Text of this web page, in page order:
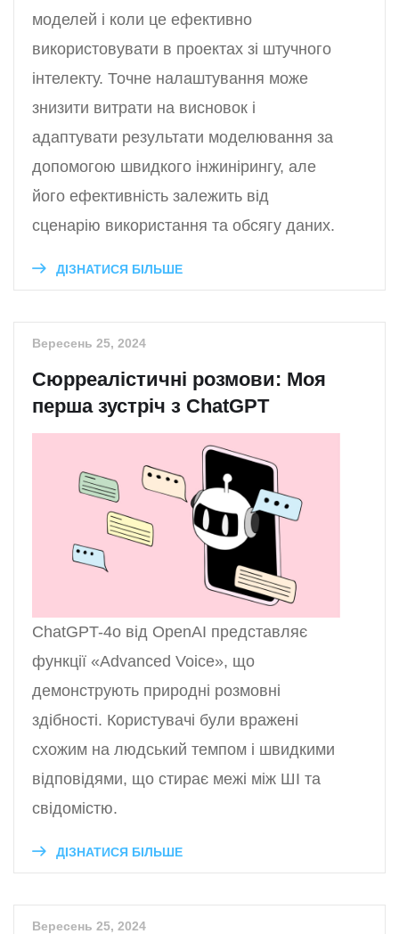
моделей і коли це ефективно
використовувати в проектах зі штучного
інтелекту. Точне налаштування може
знизити витрати на висновок і
адаптувати результати моделювання за
допомогою швидкого інжинірингу, але
його ефективність залежить від
сценарію використання та обсягу даних.
ДІЗНАТИСЯ БІЛЬШЕ
Вересень 25, 2024
Сюрреалістичні розмови: Моя
перша зустріч з ChatGPT
ChatGPT-4o від OpenAI представляє
функції «Advanced Voice», що
демонструють природні розмовні
здібності. Користувачі були вражені
схожим на людський темпом і швидкими
відповідями, що стирає межі між ШІ та
свідомістю.
ДІЗНАТИСЯ БІЛЬШЕ
Вересень 25, 2024